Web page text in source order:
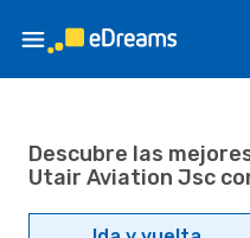
Descubre las
Utair Aviation Jsc